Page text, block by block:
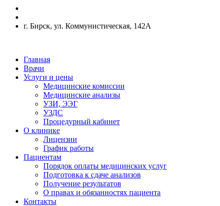
г. Бирск, ул. Коммунистическая, 142А
Главная
Врачи
Услуги и цены
Медицинские комиссии
Медицинские анализы
УЗИ, ЭЭГ
УЗДС
Процедурный кабинет
О клинике
Лицензии
График работы
Пациентам
Порядок оплаты медицинских услуг
Подготовка к сдаче анализов
Получение результатов
О правах и обязанностях пациента
Контакты